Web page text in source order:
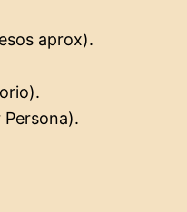
aprox).